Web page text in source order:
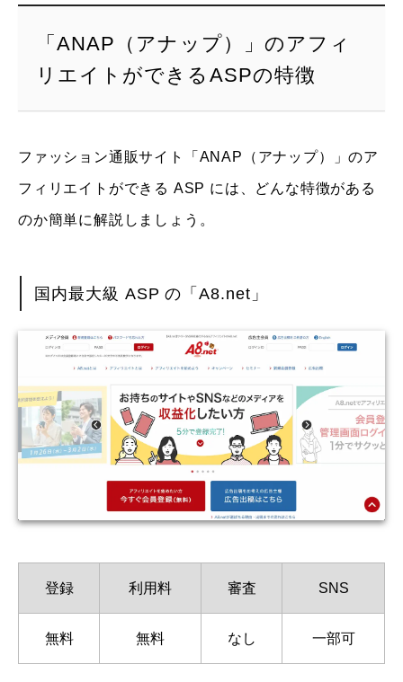
「ANAP（アナップ）」のアフィ
リエイトができるASPの特徴
ファッション通販サイト「ANAP（アナップ）」のア
フィリエイトができる ASP には、どんな特徴がある
のか簡単に解説しましょう。
国内最大級 ASP の「A8.net」
登録 利用料 審査 SNS
無料 無料 なし 一部可